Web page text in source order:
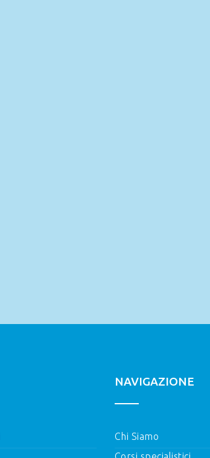
NAVIGAZIONE
Chi Siamo